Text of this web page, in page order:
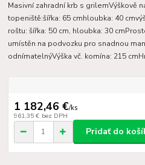
Masivní zahradní krb s grilemVýškově
topeniště:šířka: 65 cmhloubka: 40
roštu: šířka: 50 cm, hloubka: 30
umístěn na podvozku pro snadnou
odnímatelnýVýška vč. komína: 215
1 182,46 €/ks
961,35 € bez DPH
Pridať do